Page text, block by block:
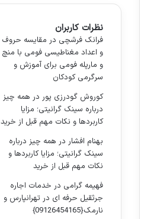
نظرات کاربران
فرانک فرشچی در مقایسه حروف
و اعداد مغناطیسی فومی با منچ
و مارپله فومی برای آموزش و
سرگرمی کودکان
کوروش گودرزی پوردر همه چیز
درباره سینک گرانیتی؛ مزایا
کاربردها و نکات مهم قبل از خرید
بهنام افشاردر همه چیز درباره
سینک گرانیتی؛ مزایا کاربردها و
نکات مهم قبل از خرید
فهیمه گرامی در خدمات اجاره
جرثقیل حرفه ای در تهرانپارس و
نارمک{09126454165}